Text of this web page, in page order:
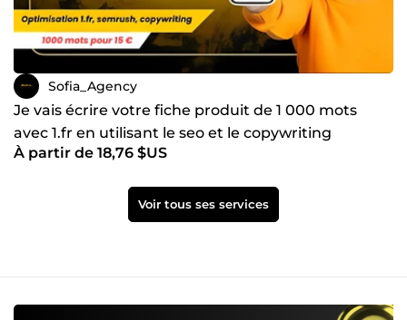
Sofia_Agency
Je vais écrire votre fiche produit de 1 000 mots
avec 1.fr en utilisant le seo et le copywriting
À partir de 18,76 $US
Voir tous ses services